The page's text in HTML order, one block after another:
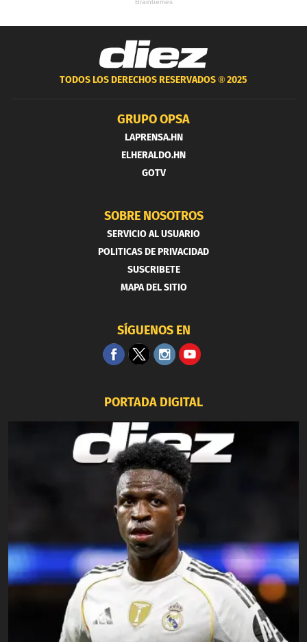
TODOS LOS DERECHOS RESERVADOS ®2025
GRUPO OPSA
LAPRENSA.HN
ELHERALDO.HN
GOTV
SOBRE NOSOTROS
SERVICIO AL USUARIO
POLITICAS DE PRIVACIDAD
SUSCRIBETE
MAPA DEL SITIO
SÍGUENOS EN
PORTADA DIGITAL